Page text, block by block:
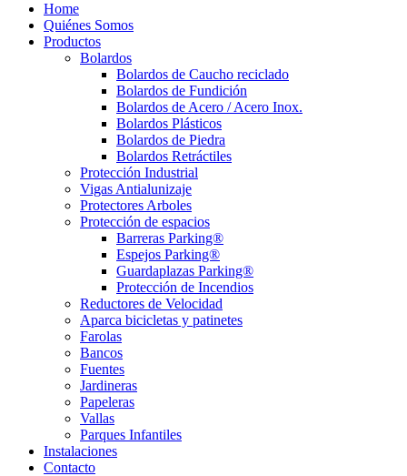
Home
Quiénes Somos
Productos
Bolardos
Bolardos de Caucho reciclado
Bolardos de Fundición
Bolardos de Acero / Acero Inox.
Bolardos Plásticos
Bolardos de Piedra
Bolardos Retráctiles
Protección Industrial
Vigas Antialunizaje
Protectores Arboles
Protección de espacios
Barreras Parking®
Espejos Parking®
Guardaplazas Parking®
Protección de Incendios
Reductores de Velocidad
Aparca bicicletas y patinetes
Farolas
Bancos
Fuentes
Jardineras
Papeleras
Vallas
Parques Infantiles
Instalaciones
Contacto